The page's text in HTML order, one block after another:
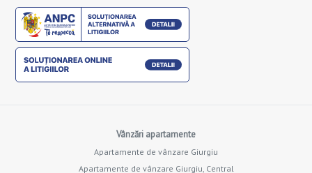
Vânzări apartamente
Apartamente de vânzare Giurgiu
Apartamente de vânzare Giurgiu, Central